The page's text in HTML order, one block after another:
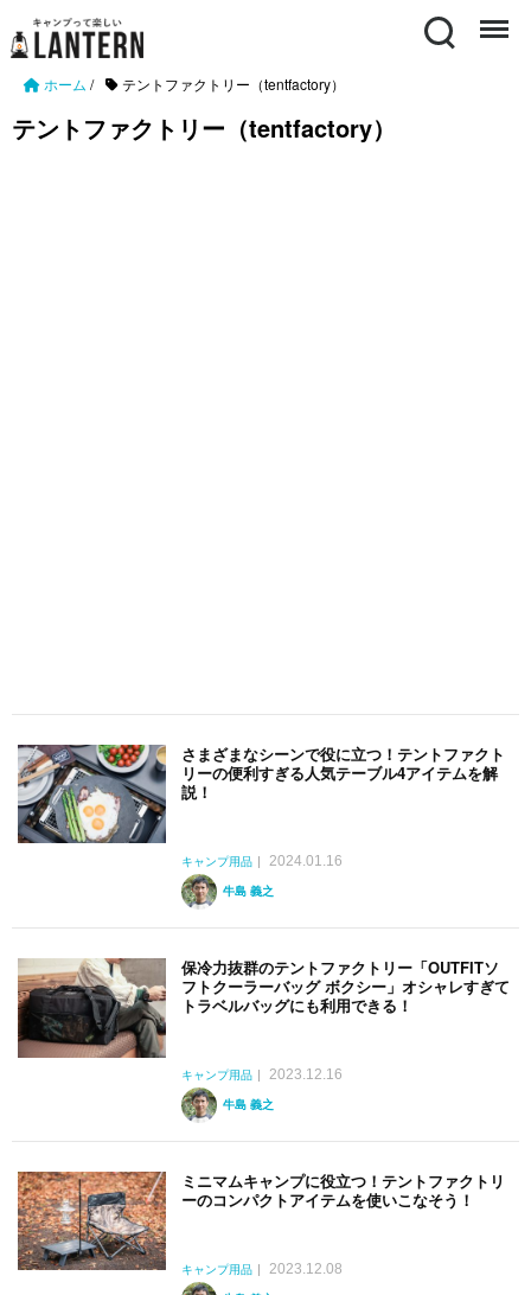
Search Menu
ホーム / テントファクトリー（tentfactory）
テントファクトリー（tentfactory）
さまざまなシーンで役に立つ！テントファクト
リーの便利すぎる人気テーブル4アイテムを解
説！
キャンプ用品
2024.01.16
牛島 義之
保冷力抜群のテントファクトリー「OUTFITソ
フトクーラーバッグ ボクシー」オシャレすぎて
トラベルバッグにも利用できる！
キャンプ用品
2023.12.16
牛島 義之
ミニマムキャンプに役立つ！テントファクトリ
ーのコンパクトアイテムを使いこなそう！
キャンプ用品
2023.12.08